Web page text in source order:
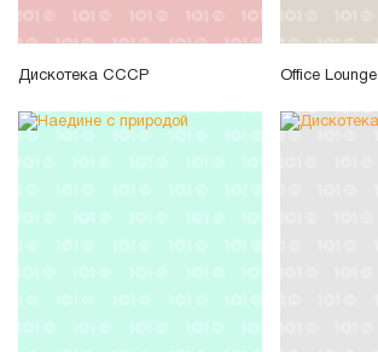
Дискотека СССР Office Lounge